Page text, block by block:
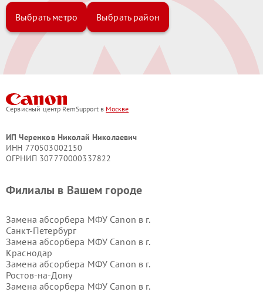
Выбрать метро Выбрать район
Сервисный центр RemSupport в Москве
ИП Черенков Николай Николаевич
ИНН 770503002150
ОГРНИП 307770000337822
Филиалы в Вашем городе
Замена абсорбера МФУ Canon в г.
Санкт-Петербург
Замена абсорбера МФУ Canon в г.
Краснодар
Замена абсорбера МФУ Canon в г.
Ростов-на-Дону
Замена абсорбера МФУ Canon в г.